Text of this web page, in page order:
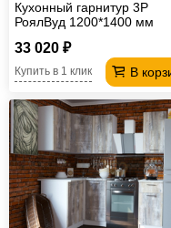
Кухонный гарнитур 3Р
РоялВуд 1200*1400 мм
33 020 ₽
В
Купить в 1 клик